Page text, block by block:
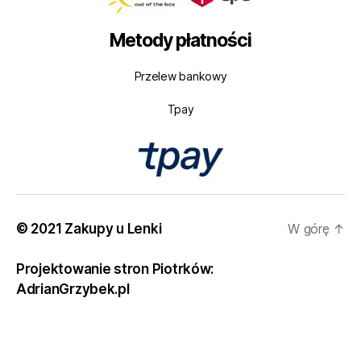
Metody płatności
Przelew bankowy
Tpay
© 2021 Zakupy u Lenki
Projektowanie stron Piotrków:
AdrianGrzybek.pl
W górę ↑